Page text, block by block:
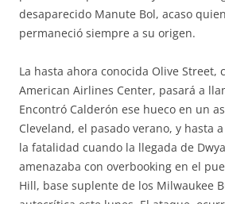
desaparecido Manute Bol, acaso
permaneció siempre a su origen.
La hasta ahora conocida Olive Street,
American Airlines Center, pasará a
Encontró Calderón ese hueco en un
Cleveland, el pasado verano, y hasta
la fatalidad cuando la llegada de
amenazaba con overbooking en el
Hill, base suplente de los Milwaukee